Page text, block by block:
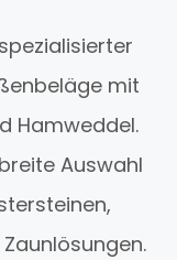
mit
Hamweddel.
Auswahl